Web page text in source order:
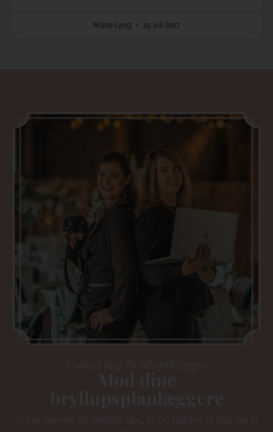
Maria Lyng 19. juli 2017